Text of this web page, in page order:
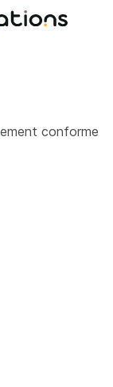
conforme